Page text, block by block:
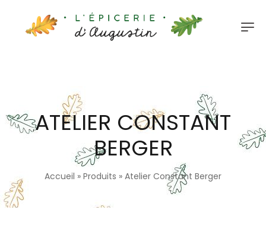
ATELIER CONSTANT
BERGER
Accueil » Produits » Atelier Constant Berger